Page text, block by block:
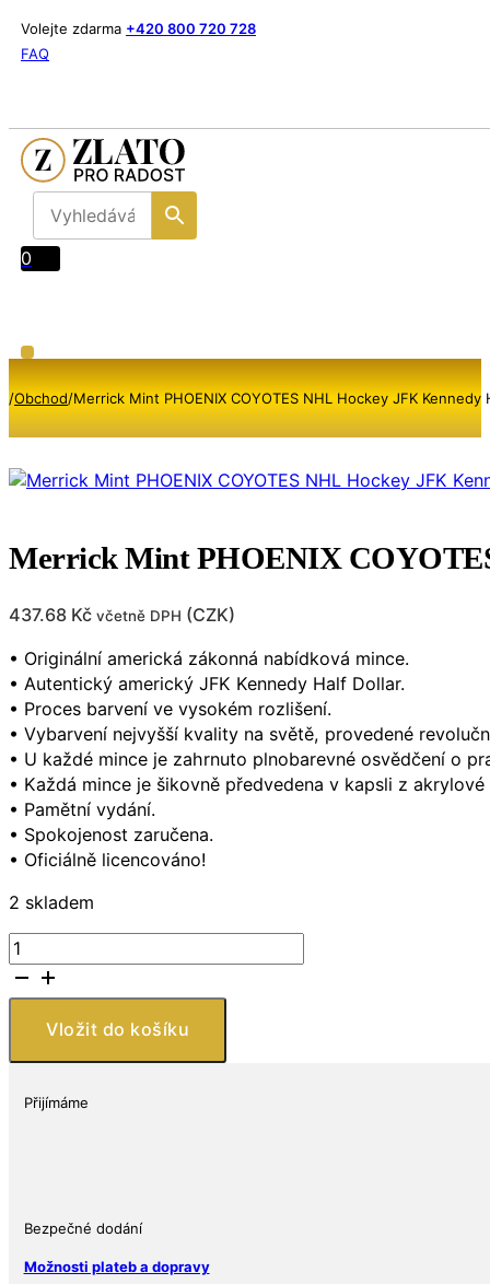
Volejte zdarma +420 800 720 728
FAQ
0
/Obchod/Merrick Mint PHOENIX COYOTES NHL Hockey JFK
Merrick Mint PHOENIX
437.68 Kč včetně DPH (CZK)
• Originální americká zákonná nabídková mince.
• Autentický americký JFK Kennedy Half Dollar.
• Proces barvení ve vysokém rozlišení.
• Vybarvení nejvyšší kvality na světě, provedené
• U každé mince je zahrnuto plnobarevné osvědčení o
• Každá mince je šikovně předvedena v kapsli z akrylové
• Pamětní vydání.
• Spokojenost zaručena.
• Oficiálně licencováno!
2 skladem
Merrick
Mint
PHOENIX
COYOTES
Hockey
JFK
mince
oficiálně
Vložit do košíku
Přijímáme
Bezpečné dodání
Možnosti plateb a dopravy